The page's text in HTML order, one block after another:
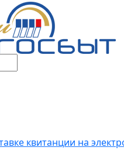
квитанции на